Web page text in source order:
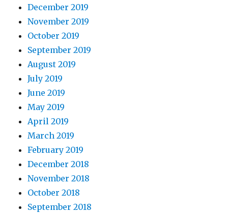
December 2019
November 2019
October 2019
September 2019
August 2019
July 2019
June 2019
May 2019
April 2019
March 2019
February 2019
December 2018
November 2018
October 2018
September 2018